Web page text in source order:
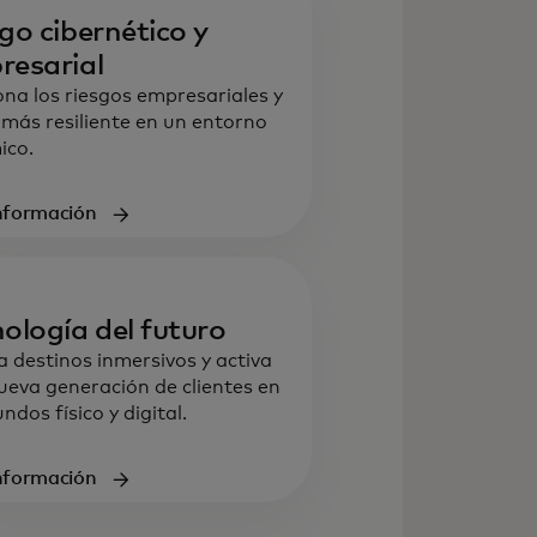
cibernético y
los riesgos empresariales y
resiliente en un entorno
del futuro
destinos inmersivos y activa
generación de clientes en
físico y digital.